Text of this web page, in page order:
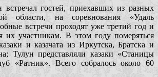
гостей, приехавших из разных
области, на соревнования «Удаль
встречи проходят уже третий год и
их участникам. В этом году померяться
и казачата из Иркутска, Братска и
Тулун представляли казаки «Станицы
«Ратник». Всего собралось около 60